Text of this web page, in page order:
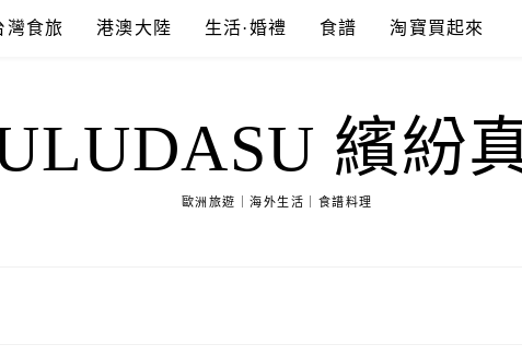
灣食旅 港澳大陸 生活·婚禮 食譜 淘寶買起來
繽紛
歐洲旅遊｜海外生活｜食譜料理